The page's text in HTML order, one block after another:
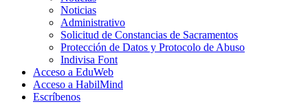
Noticias
Administrativo
Solicitud de Constancias de Sacramentos
Protección de Datos y Protocolo de Abuso
Indivisa Font
Acceso a EduWeb
Acceso a HabilMind
Escríbenos